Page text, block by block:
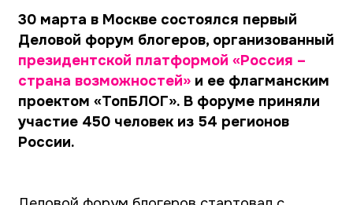
Деловой форум блогеров, организованный
президентской платформой «Россия –
страна возможностей»и ее флагманским
проектом «ТопБЛОГ». В форуме приняли
участие 450 человек из 54 регионов
России.
Деловой форум блогеров стартовал с